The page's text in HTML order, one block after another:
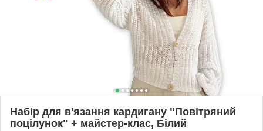
Набір для в'язання кардигану "Повітряний
поцілунок" + майстер-клас, Білий